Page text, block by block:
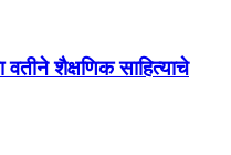
वतीने शैक्षणिक साहित्याचे